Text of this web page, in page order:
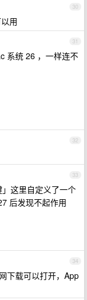
30
用
31
系统 26 ，一样连不
32
33
这里自定义了一个
后发现不起作用
34
下载可以打开，App